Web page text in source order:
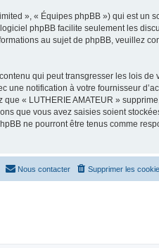
», « Équipes phpBB ») qui est un
logiciel phpBB facilite seulement les
au sujet de phpBB, veuillez
qui peut transgresser les lois de
une notification à votre fournisseur
« LUTHERIE AMATEUR »
que vous avez saisies soient
ne pourront être tenus comme
Supprimer les
Nous contacter